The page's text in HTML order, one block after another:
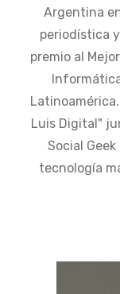
Argentina
periodística
premio al
Luis Digital"
Social
tecnología